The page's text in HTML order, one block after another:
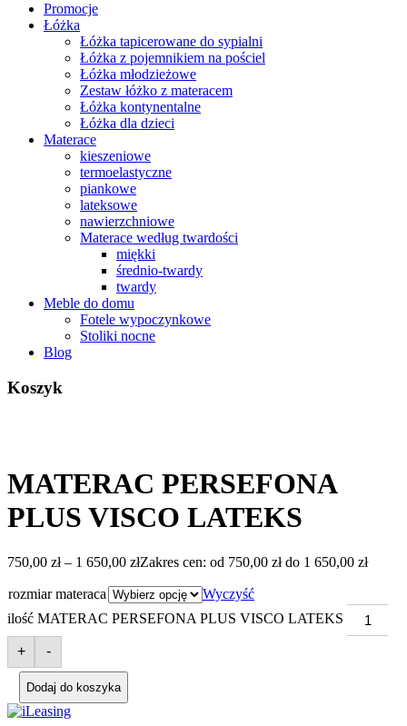
Promocje
Łóżka
Łóżka tapicerowane do sypialni
Łóżka z pojemnikiem na pościel
Łóżka młodzieżowe
Zestaw łóżko z materacem
Łóżka kontynentalne
Łóżka dla dzieci
Materace
kieszeniowe
termoelastyczne
piankowe
lateksowe
nawierzchniowe
Materace według twardości
miękki
średnio-twardy
twardy
Meble do domu
Fotele wypoczynkowe
Stoliki nocne
Blog
Koszyk
MATERAC PERSEFONA
PLUS VISCO LATEKS
750,00 zł – 1 650,00 złZakres cen: od 750,00 zł do 1 650,00 zł
rozmiar materaca
Wyczyść
ilość MATERAC PERSEFONA PLUS VISCO LATEKS
+ -
Dodaj do koszyka